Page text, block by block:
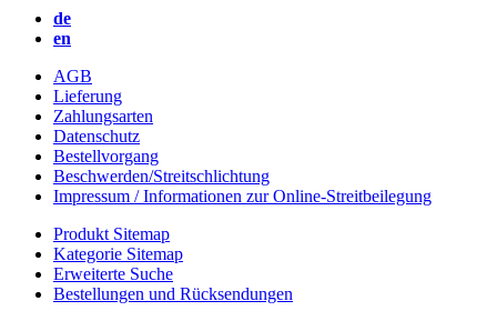
de
en
AGB
Lieferung
Zahlungsarten
Datenschutz
Bestellvorgang
Beschwerden/Streitschlichtung
Impressum / Informationen zur Online-Streitbeilegung
Produkt Sitemap
Kategorie Sitemap
Erweiterte Suche
Bestellungen und Rücksendungen